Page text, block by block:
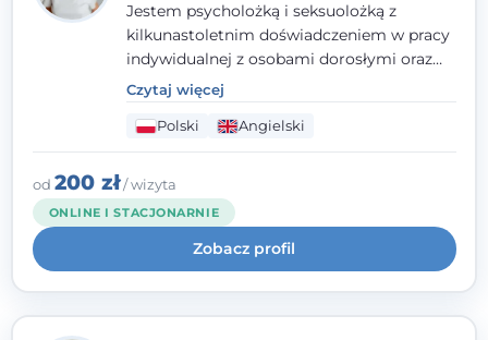
Jestem psycholożką i seksuolożką z
kilkunastoletnim doświadczeniem w pracy
indywidualnej z osobami dorosłymi oraz
parami. Specjalizuję się w obszarze zdrowia
seksualnego, żałoby, kryzysów życiowych i
wypalenia zawodowego. Pracuję w języku
polskim i angielskim, w podejściu
humanistycznym, opartym na
partnerstwie i podmiotowości klienta.
Czytaj więcej
Polski Angielski
od 200 zł/ wizyta
ONLINE I STACJONARNIE
Zobacz profil